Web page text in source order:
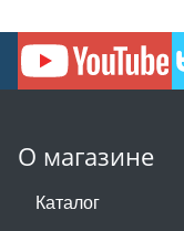
О магазине
Каталог